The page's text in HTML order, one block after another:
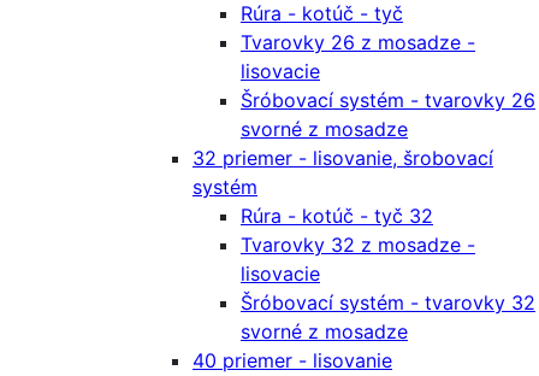
Rúra - kotúč - tyč
Tvarovky 26 z mosadze -
lisovacie
Šróbovací systém - tvarovky 26
svorné z mosadze
32 priemer - lisovanie, šrobovací
systém
Rúra - kotúč - tyč 32
Tvarovky 32 z mosadze -
lisovacie
Šróbovací systém - tvarovky 32
svorné z mosadze
40 priemer - lisovanie